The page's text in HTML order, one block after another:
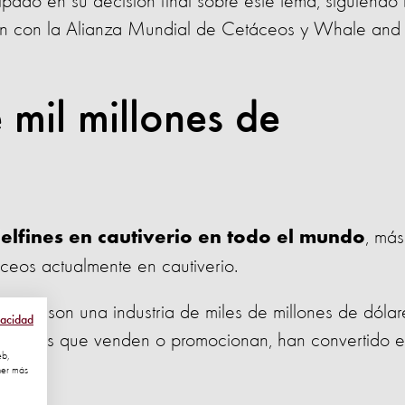
con la Alianza Mundial de Cetáceos y Whale and
millones de
en cautiverio en todo el mundo, más
actualmente en cautiverio.
son una industria de miles de millones de
que venden o promocionan, han convertido el
más